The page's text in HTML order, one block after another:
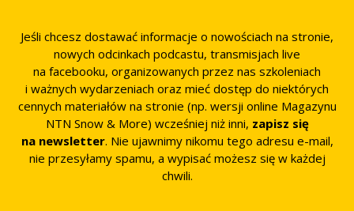
Jeśli chcesz dostawać informacje o nowościach na stronie,
nowych odcinkach podcastu, transmisjach live
na facebooku, organizowanych przez nas szkoleniach
i ważnych wydarzeniach oraz mieć dostęp do niektórych
cennych materiałów na stronie (np. wersji online Magazynu
NTN Snow & More) wcześniej niż inni, zapisz się
na newsletter. Nie ujawnimy nikomu tego adresu e-mail,
nie przesyłamy spamu, a wypisać możesz się w każdej
chwili.